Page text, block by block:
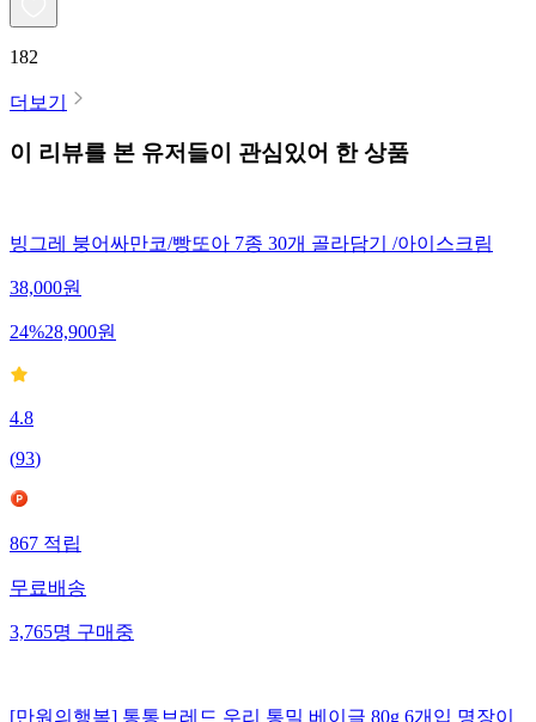
182
더보기
이 리뷰를 본 유저들이 관심있어 한 상품
빙그레 붕어싸만코/빵또아 7종 30개 골라담기 /아이스크림
38,000원
24%28,900원
4.8
(93)
867적립
무료배송
3,765명구매중